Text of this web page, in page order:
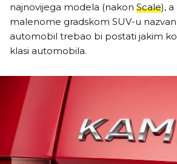
najnovijega modela (nakon Scale), a
malenome gradskom SUV-u
automobil trebao bi postati jakim
klasi automobila.